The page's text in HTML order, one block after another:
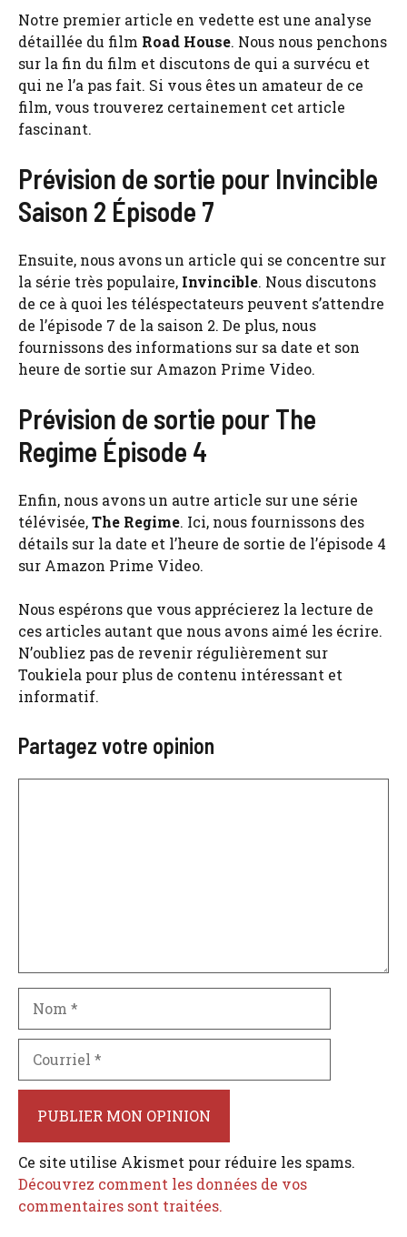
Notre premier article en vedette est une analyse
détaillée du film Road House. Nous nous penchons
sur la fin du film et discutons de qui a survécu et
qui ne l’a pas fait. Si vous êtes un amateur de ce
film, vous trouverez certainement cet article
fascinant.
Prévision de sortie pour Invincible
Saison 2 Épisode 7
Ensuite, nous avons un article qui se concentre sur
la série très populaire, Invincible. Nous discutons
de ce à quoi les téléspectateurs peuvent s’attendre
de l’épisode 7 de la saison 2. De plus, nous
fournissons des informations sur sa date et son
heure de sortie sur Amazon Prime Video.
Prévision de sortie pour The
Regime Épisode 4
Enfin, nous avons un autre article sur une série
télévisée,The Regime. Ici, nous fournissons des
détails sur la date et l’heure de sortie de l’épisode 4
sur Amazon Prime Video.
Nous espérons que vous apprécierez la lecture de
ces articles autant que nous avons aimé les écrire.
N’oubliez pas de revenir régulièrement sur
Toukiela pour plus de contenu intéressant et
informatif.
Partagez votre opinion
Ce site utilise Akismet pour réduire les spams.
Découvrez comment les données de vos
commentaires sont traitées.